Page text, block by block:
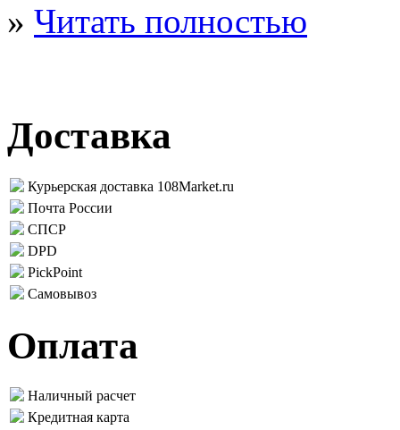
» Читать полностью
Доставка
Курьерская доставка 108Market.ru
Почта России
СПСР
DPD
PickPoint
Самовывоз
Оплата
Наличный расчет
Кредитная карта